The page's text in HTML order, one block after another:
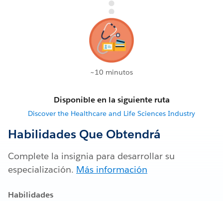
~10 minutos
Disponible en la siguiente ruta
Discover the Healthcare and Life Sciences Industry
Habilidades Que Obtendrá
Complete la insignia para desarrollar su
especialización. Más información
Habilidades